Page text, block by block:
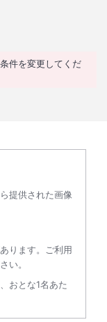
件を変更してくだ
提供された画像
ります。ご利用
い。
おとな1名あた